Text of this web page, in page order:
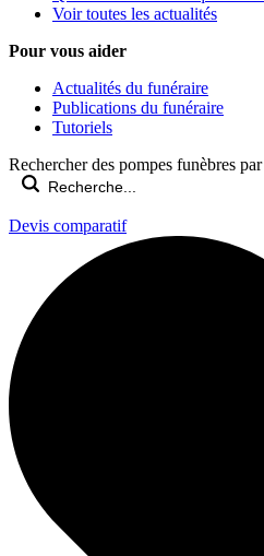
Voir toutes les actualités
Pour vous aider
Actualités du funéraire
Publications du funéraire
Tutoriels
Rechercher des pompes funèbres
Devis comparatif